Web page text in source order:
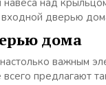
дверью
дома
важным
предлагают